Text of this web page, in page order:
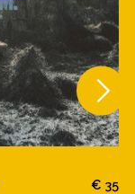
€ 35